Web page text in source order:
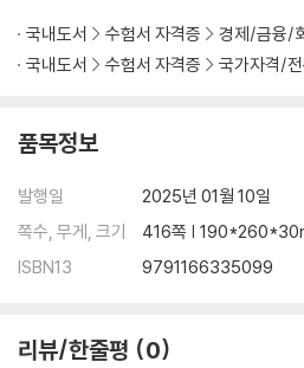
국내도서 수험서 자격증 경제/금융/
국내도서
수험서 자격증 국가자격/
품목정보
발행일
2025년 01월 10일
쪽수, 무게, 크기
416쪽 |
ISBN13
9791166335099
리뷰/한줄평 0